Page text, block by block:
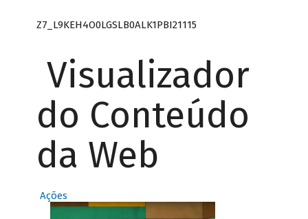
Z7_L9KEH4O0LGSLB0ALK1PBI21115
Visualizador
do Conteúdo
da Web
Ações